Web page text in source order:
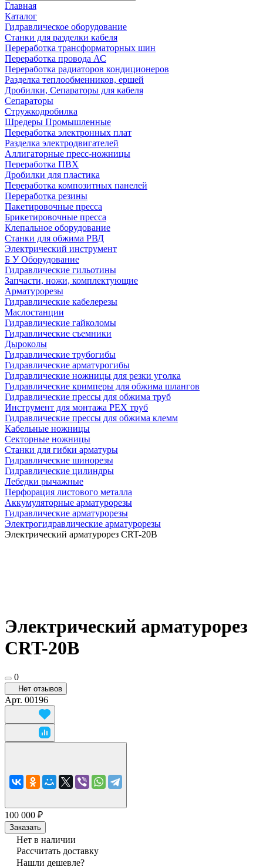
Главная
Каталог
Гидравлическое оборудование
Станки для разделки кабеля
Переработка трансформаторных шин
Переработка провода АС
Переработка радиаторов кондиционеров
Разделка теплообменников, ершей
Дробилки, Сепараторы для кабеля
Сепараторы
Стружкодробилка
Шредеры Промышленные
Переработка электронных плат
Разделка электродвигателей
Аллигаторные пресс-ножницы
Переработка ПВХ
Дробилки для пластика
Переработка композитных панелей
Переработка резины
Пакетировочные пресса
Брикетировочные пресса
Клепальное оборудование
Станки для обжима РВД
Электрический инструмент
Б У Оборудование
Гидравлические гильотины
Запчасти, ножи, комплектующие
Арматурорезы
Гидравлические кабелерезы
Маслостанции
Гидравлические гайколомы
Гидравлические съемники
Дыроколы
Гидравлические трубогибы
Гидравлические арматурогибы
Гидравлические ножницы для резки уголка
Гидравлические кримперы для обжима шлангов
Гидравлические прессы для обжима труб
Инструмент для монтажа PEX труб
Гидравлические прессы для обжима клемм
Кабельные ножницы
Секторные ножницы
Станки для гибки арматуры
Гидравлические шинорезы
Гидравлические цилиндры
Лебедки рычажные
Перфорация листового металла
Аккумуляторные арматурорезы
Гидравлические арматурорезы
Электрогидравлические арматурорезы
Электрический арматурорез CRT-20B
Электрический арматурорез
CRT-20B
0
Нет отзывов
Арт. 00196
100 000 ₽
Заказать
Нет в наличии
Рассчитать доставку
Нашли дешевле?